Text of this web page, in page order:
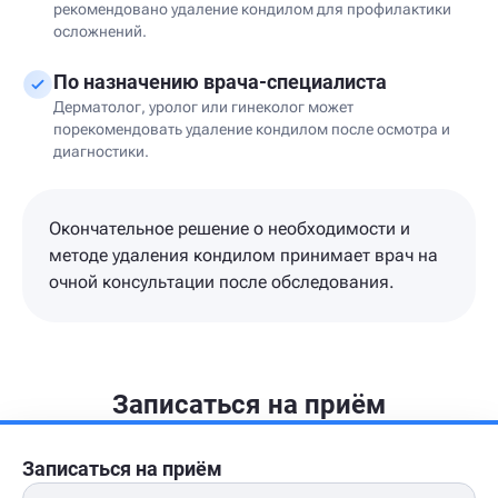
рекомендовано удаление кондилом для профилактики
осложнений.
По назначению врача-специалиста
Дерматолог, уролог или гинеколог может
порекомендовать удаление кондилом после осмотра и
диагностики.
Окончательное решение о необходимости и
методе удаления кондилом принимает врач на
очной консультации после обследования.
Записаться на приём
Записаться на приём